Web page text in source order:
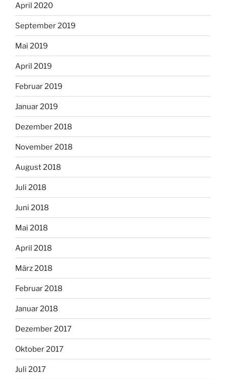
April 2020
September 2019
Mai 2019
April 2019
Februar 2019
Januar 2019
Dezember 2018
November 2018
August 2018
Juli 2018
Juni 2018
Mai 2018
April 2018
März 2018
Februar 2018
Januar 2018
Dezember 2017
Oktober 2017
Juli 2017